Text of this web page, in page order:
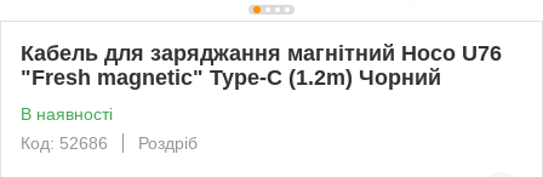
Кабель для заряджання магнітний Hoco U76
"Fresh magnetic" Type-C (1.2m) Чорний
В наявності
Код: 52686
Роздріб